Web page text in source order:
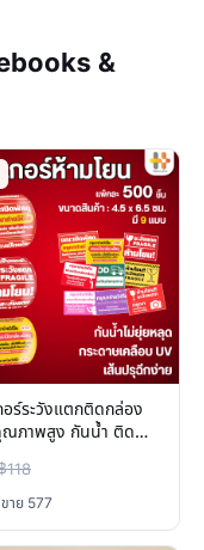
&
อร์ระวังแตกติดกล่อง
ภาพสูง กันน้ำ ติด
มความมั่นใจในการจัด
118
ขาย 577